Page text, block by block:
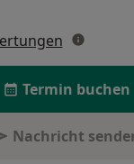
Termin buchen
Nachricht